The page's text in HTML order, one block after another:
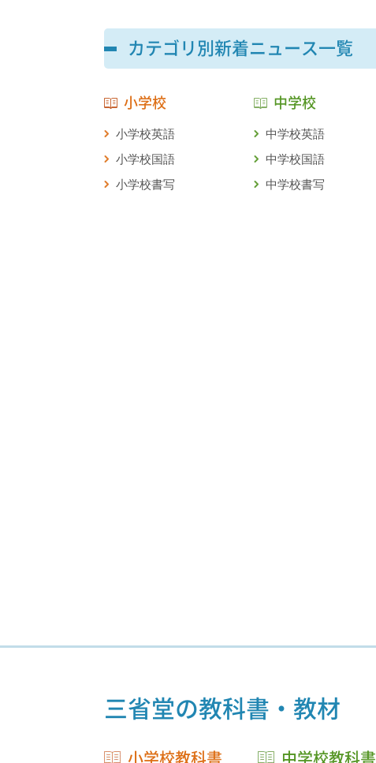
カテゴリ別新着ニュース一覧
小学校
小学校英語
小学校国語
小学校書写
中学校
中学校英語
中学校国語
中学校書写
三省堂の教科書・教材
小学校教科書 中学校教科書